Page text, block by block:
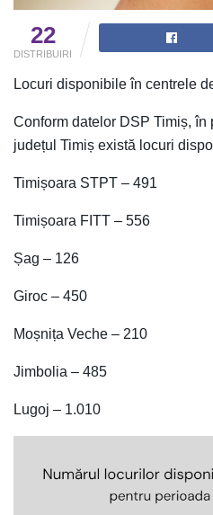
22
DISTRIBUIRI
Locuri disponibile în centrele
Conform datelor DSP Timiș, în
județul Timiș există locuri
Timișoara STPT – 491
Timișoara FITT – 556
Șag – 126
Giroc – 450
Moșnița Veche – 210
Jimbolia – 485
Lugoj – 1.010